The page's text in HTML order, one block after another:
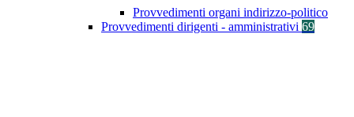
Provvedimenti organi indirizzo-politico
Provvedimenti dirigenti - amministrativi 69